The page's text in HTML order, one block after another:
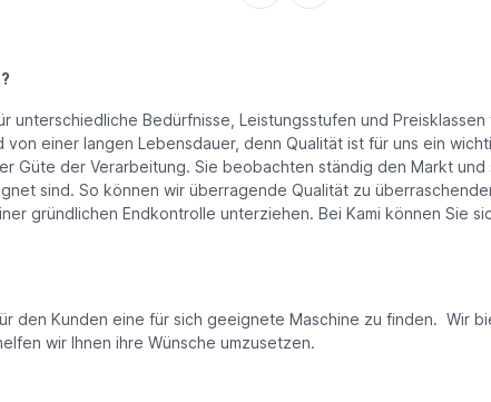
unterschiedliche Bedürfnisse, Leistungsstufen und
einer langen Lebensdauer, denn Qualität ist für uns ein
Güte der Verarbeitung. Sie beobachten ständig den Markt
sind. So können wir überragende Qualität zu
gründlichen Endkontrolle unterziehen. Bei Kami können Sie
den Kunden eine für sich geeignete Maschine zu finden. Wir
wir Ihnen ihre Wünsche umzusetzen.